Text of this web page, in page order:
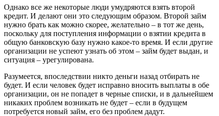
Однако все же некоторые люди умудряются взять второй
кредит. И делают они это следующим образом. Второй займ
нужно брать как можно скорее, желательно – в тот же день,
поскольку для поступления информации о взятии кредита в
общую банковскую базу нужно какое-то время. И если другие
организации не успеют узнать об этом – займ будет выдан, и
ситуация – урегулирована.
Разумеется, впоследствии никто деньги назад отбирать не
будет. И если человек будет исправно вносить выплаты в обе
организации, он не попадет в черные списки, и в дальнейшем
никаких проблем возникать не будет – если в будущем
потребуется новый займ, его без проблем дадут.